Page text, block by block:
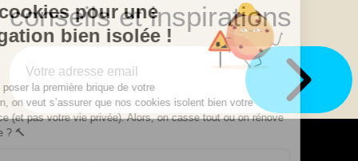
conseils et inspirations